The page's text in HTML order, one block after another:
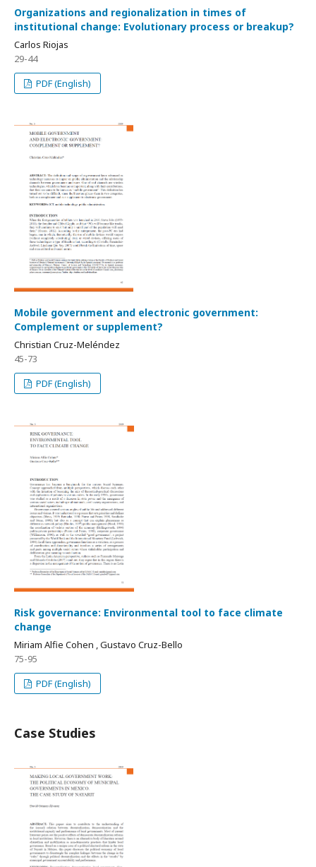
Organizations and regionalization in times of
institutional change: Evolutionary process or breakup?
Carlos Riojas
29-44
PDF (English)
Mobile government and electronic government:
Complement or supplement?
Christian Cruz-Meléndez
45-73
PDF (English)
Risk governance: Environmental tool to face climate
change
Miriam Alfie Cohen , Gustavo Cruz-Bello
75-95
PDF (English)
Case Studies